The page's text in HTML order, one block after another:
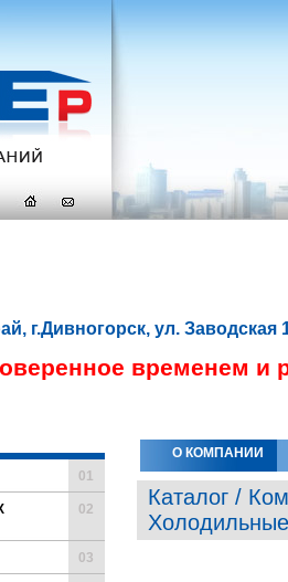
г.Дивногорск, ул. Заводская
временем и
О КОМПАНИИ
Каталог /
01
02
03